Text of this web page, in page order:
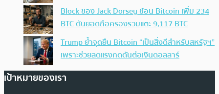
Block ของ Jack Dorsey ช้อน Bitcoin เพิ่ม 234
BTC ดันยอดถือครองรวมแตะ 9,117 BTC
Trump ย้ำจุดยืน Bitcoin “เป็นสิ่งดีสำหรับสหรัฐฯ”
เพราะช่วยลดแรงกดดันต่อเงินดอลลาร์
เป้าหมายของเรา